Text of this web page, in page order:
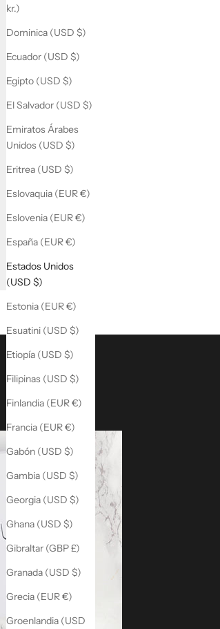
kr.)
Dominica (USD $)
Ecuador (USD $)
Egipto (USD $)
El Salvador (USD $)
Emiratos Árabes
Unidos (USD $)
Eritrea (USD $)
Eslovaquia (EUR €)
Eslovenia (EUR €)
España (EUR €)
Estados Unidos
(USD $)
Estonia (EUR €)
Esuatini (USD $)
Etiopía (USD $)
Filipinas (USD $)
Finlandia (EUR €)
Francia (EUR €)
Gabón (USD $)
Gambia (USD $)
Georgia (USD $)
Ghana (USD $)
Gibraltar (GBP £)
Granada (USD $)
Grecia (EUR €)
Groenlandia (USD